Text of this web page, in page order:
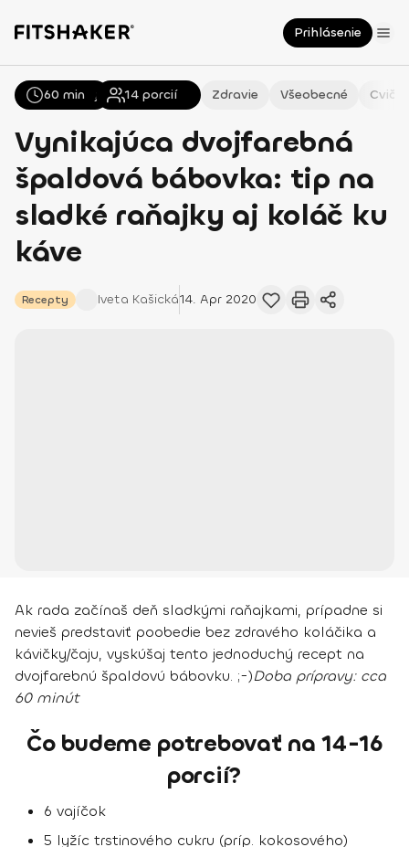
Prihlásenie
Všetky Recepty Zdravie Všeobecné
Vynikajúca dvojfarebná
špaldová bábovka: tip na
sladké raňajky aj koláč ku
káve
Recepty Iveta Kašická14. Apr 2020
60 min 14 porcií
Ak rada začínaš deň sladkými raňajkami, prípadne si
nevieš predstaviť poobedie bez zdravého koláčika a
kávičky/čaju, vyskúšaj tento jednoduchý recept na
dvojfarebnú špaldovú bábovku. ;-)Doba prípravy:cca
60 minút
Čo budeme potrebovať na 14-16
porcií?
6 vajíčok
5 lyžíc trstinového cukru (príp. kokosového)